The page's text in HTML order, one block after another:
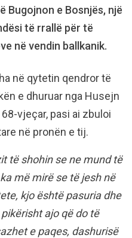
Bugojnon e Bosnjës, një
të rrallë për të
në vendin ballkanik.
në qytetin qendror të
e dhuruar nga Husejn
vjeçar, pasi ai zbuloi
në pronën e tij.
të shohin se ne mund të
më mirë se të jesh në
kjo është pasuria dhe
ajo që do të
e paqes, dashurisë